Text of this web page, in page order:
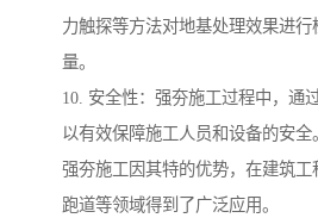
力触探等方法对地基处理效果进
量。
10. 安全性：强夯施工过程中，通
以有效保障施工人员和设备的安全。
强夯施工因其特的优势，在建筑
跑道等领域得到了广泛应用。